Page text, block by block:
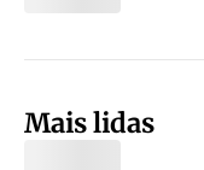
Mais lidas